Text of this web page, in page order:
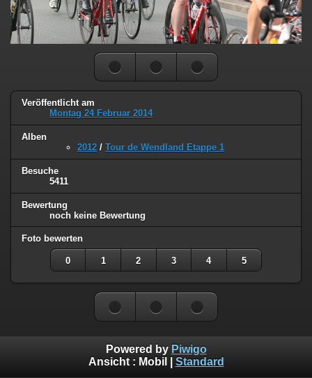
Veröffentlicht am
Montag 24 Februar 2014
Alben
2012 / Tour de Wendland Etappe 1
Besuche
5411
Bewertung
noch keine Bewertung
Foto bewerten
0 1 2 3 4 5
Powered by Piwigo
Ansicht : Mobil Standard